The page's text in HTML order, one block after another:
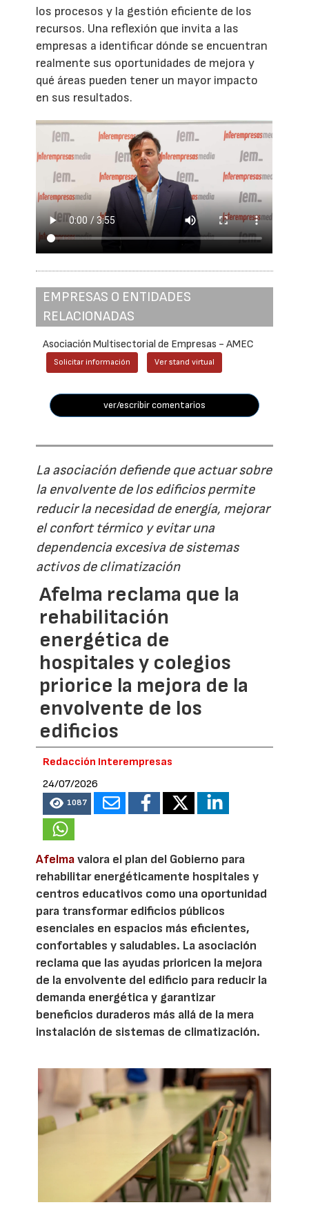
los procesos y la gestión eficiente de los
recursos. Una reflexión que invita a las
empresas a identificar dónde se encuentran
realmente sus oportunidades de mejora y
qué áreas pueden tener un mayor impacto
en sus resultados.
EMPRESAS O ENTIDADES
RELACIONADAS
Asociación Multisectorial de Empresas - AMEC
Solicitar información Ver stand virtual
ver/escribir comentarios
La asociación defiende que actuar sobre
la envolvente de los edificios permite
reducir la necesidad de energía, mejorar
el confort térmico y evitar una
dependencia excesiva de sistemas
activos de climatización
Afelma reclama que la
rehabilitación
energética de
hospitales y colegios
priorice la mejora de la
envolvente de los
edificios
Redacción Interempresas
24/07/2026
1087
Afelmavalora el plan del Gobierno para
rehabilitar energéticamente hospitales y
centros educativos como una oportunidad
para transformar edificios públicos
esenciales en espacios más eficientes,
confortables y saludables. La asociación
reclama que las ayudas prioricen la mejora
de la envolvente del edificio para reducir la
demanda energética y garantizar
beneficios duraderos más allá de la mera
instalación de sistemas de climatización.